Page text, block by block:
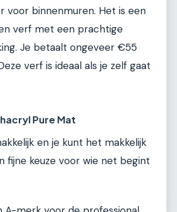
voor binnenmuren. Het is een
verf met een prachtige
Je betaalt ongeveer €55
verf is ideaal als je zelf gaat
Pure Mat
en je kunt het makkelijk
fijne keuze voor wie net begint